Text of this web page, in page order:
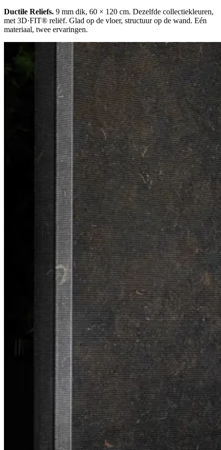
Ductile Reliefs. 9 mm dik, 60 × 120 cm. Dezelfde collectiekleuren,
met 3D·FIT® reliëf. Glad op de vloer, structuur op de wand. Eén
materiaal, twee ervaringen.